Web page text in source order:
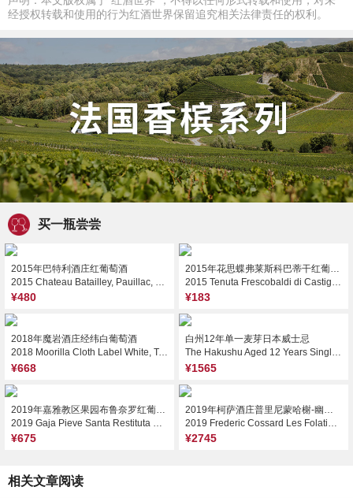
经授权转载和使用的行为红酒世界保留追究相关法律责任的权利。
买一瓶尝尝
2015年巴特利酒庄红葡萄酒
2015 Chateau Batailley, Pauillac, France
¥480
2015年花思蝶弗莱斯科巴蒂干红葡萄酒
2015 Tenuta Frescobaldi di Castiglioni Toscana IGT, Tuscany, Italy
¥183
2018年魔岩酒庄经纬白葡萄酒
2018 Moorilla Cloth Label White, Tasmania, Australia
¥668
白州12年单一麦芽日本威士忌
The Hakushu Aged 12 Years Single Malt Japanese Whisky, Japan
¥1565
¥675 ¥2745
相关文章阅读